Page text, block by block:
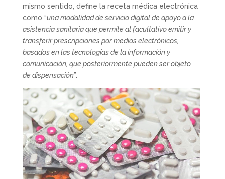
mismo sentido, define la receta médica electrónica
como “una modalidad de servicio digital de apoyo a la
asistencia sanitaria que permite al facultativo emitir y
transferir prescripciones por medios electrónicos,
basados en las tecnologías de la información y
comunicación, que posteriormente pueden ser objeto
de dispensación”.